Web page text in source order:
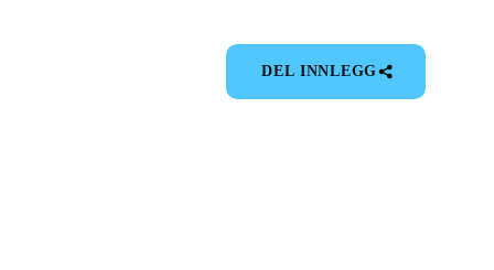
DEL INNLEGG